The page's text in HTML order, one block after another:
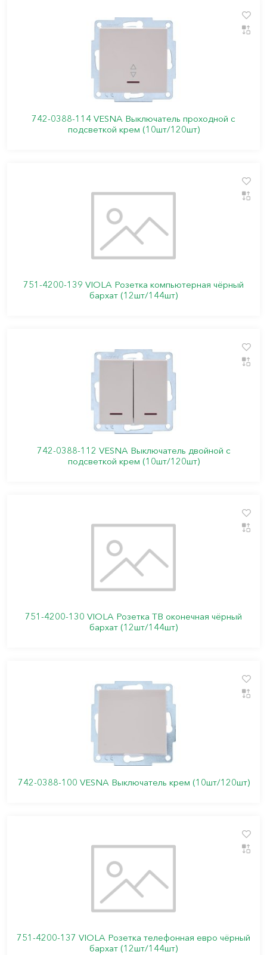
742-0388-114 VESNA Выключатель проходной с
подсветкой крем (10шт/120шт)
751-4200-139 VIOLA Розетка компьютерная чёрный
бархат (12шт/144шт)
742-0388-112 VESNA Выключатель двойной с
подсветкой крем (10шт/120шт)
751-4200-130 VIOLA Розетка ТВ оконечная чёрный
бархат (12шт/144шт)
742-0388-100 VESNA Выключатель крем (10шт/120шт)
751-4200-137 VIOLA Розетка телефонная евро чёрный
бархат (12шт/144шт)